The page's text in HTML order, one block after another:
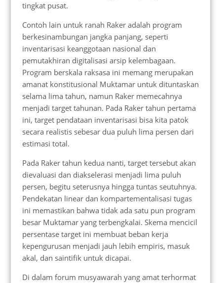
tingkat pusat.
Contoh lain untuk ranah Raker adalah program
berkesinambungan jangka panjang, seperti
inventarisasi keanggotaan nasional dan
pemutakhiran digitalisasi arsip kelembagaan.
Program berskala raksasa ini memang merupakan
amanat konstitusional Muktamar untuk dituntaskan
selama lima tahun, namun Raker memecahnya
menjadi target tahunan. Pada Raker tahun pertama
ini, target pendataan inventarisasi bisa kita patok
secara realistis sebesar dua puluh lima persen dari
estimasi total.
Pada Raker tahun kedua nanti, target tersebut akan
dievaluasi dan diakselerasi menjadi lima puluh
persen, begitu seterusnya hingga tuntas seutuhnya.
Pendekatan linear dan kompartementalisasi tugas
ini memastikan bahwa tidak ada satu pun program
besar Muktamar yang terbengkalai. Skema mencicil
persentase target ini membuat beban kerja
kepengurusan menjadi jauh lebih empiris, masuk
akal, dan saintifik untuk dicapai.
Di dalam forum musyawarah yang amat terhormat